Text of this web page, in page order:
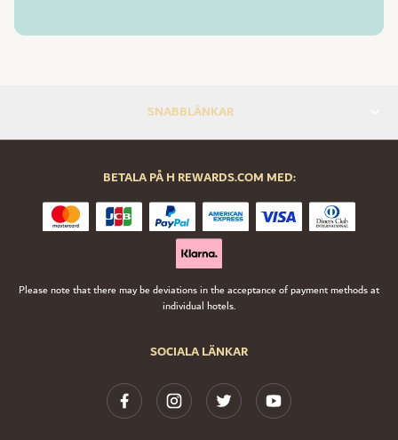
SNABBLÄNKAR
SOCIALA LÄNKAR
BETALA PÅ H REWARDS.COM MED:
Please note that there may be deviations in the acceptance of payment methods at
individual hotels.